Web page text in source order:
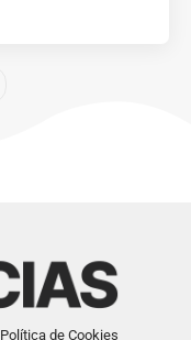
de Cookies